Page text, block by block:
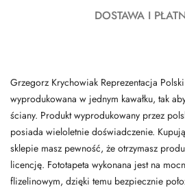
DOSTAWA I
Grzegorz Krychowiak Reprezentacja
wyprodukowana w jednym kawałku, tak
ściany. Produkt wyprodukowany przez
posiada wieloletnie doświadczenie.
sklepie masz pewność, że otrzymasz
licencję. Fototapeta wykonana jest na
flizelinowym, dzięki temu bezpiecznie